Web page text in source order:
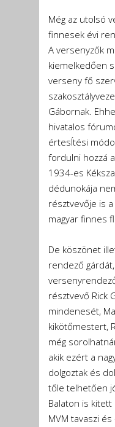
Még az utolsó
finnesek évi
A versenyzők
kiemelkedően
verseny fő
Gábornak.
hivatalos
értesÍtési
fordulni hozzá
1934-es
dédunokája
résztvevője is
magyar finnes
De köszönet
rendező
résztvevő Rick
mindenesét,
kikötőmestert,
még
akik ezért a
dolgoztak és
tőle telhetően
Balaton is kitett
MVM tavaszi